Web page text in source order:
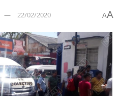
22/02/2020 AA